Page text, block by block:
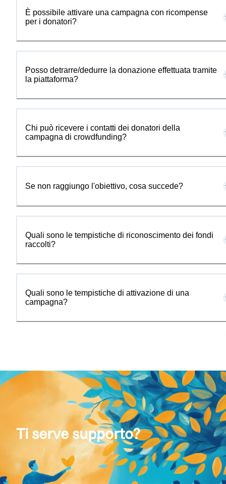
È possibile attivare una campagna con ricompense
per i donatori?
Posso detrarre/dedurre la donazione effettuata tramite
la piattaforma?
Chi può ricevere i contatti dei donatori della
campagna di crowdfunding?
Se non raggiungo l'obiettivo, cosa succede?
Quali sono le tempistiche di riconoscimento dei fondi
raccolti?
Quali sono le tempistiche di attivazione di una
campagna?
Ti serve supporto?